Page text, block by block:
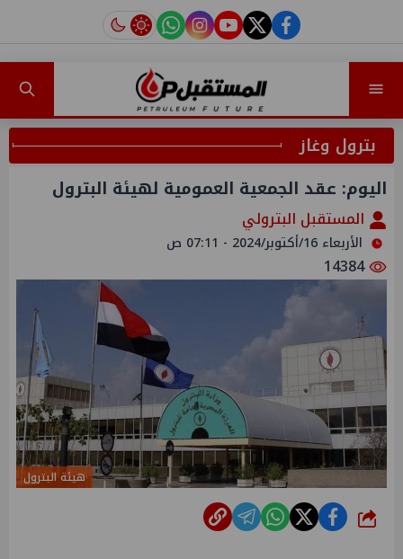
facebook
twitter
youtube
instagram
tiktok
بترول وغاز
اليوم: عقد الجمعية العمومية لهيئة البترول
المستقبل البترولي
الأربعاء 16/أكتوبر/2024 - 07:11 ص
14384
هيئة البترول
شارك